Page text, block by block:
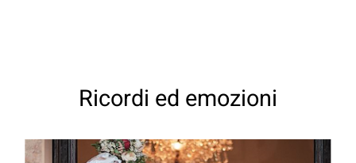
Ricordi ed emozioni